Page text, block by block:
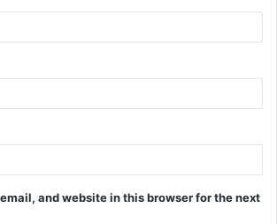
and website in this browser for the next